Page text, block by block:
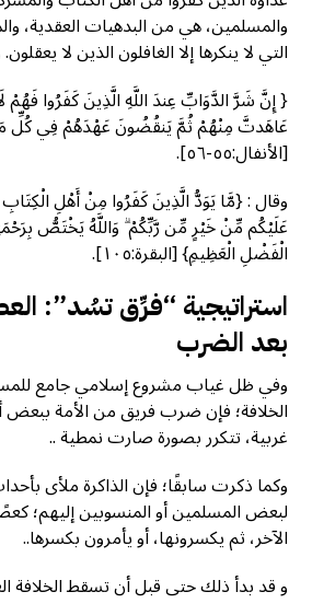
والمسلمين، هي من البدهيات العقدية،
التي لا ينكرها إلا الغافلون الذين لا
{ إِنَّ شَرَّ الدَّوَابِّ عِندَ اللَّهِ الَّذِينَ كَفَرُوا فَهُمْ
عَاهَدتَّ مِنْهُمْ ثُمَّ يَنقُضُونَ عَهْدَهُمْ فِي كُلِّ
[الأنفال:٥٥-٥٦].
وقال : {‏مَّا يَوَدُّ الَّذِينَ كَفَرُوا مِنْ أَهْلِ
عَلَيْكُم مِّنْ خَيْرٍ مِّن رَّبِّكُمْ ۗ وَاللَّهُ يَخْتَصُّ
الْفَضْلِ الْعَظِيمِ} [البقرة:١٠٥].
استراتيجية “فرِّق تسُد”:
بعد الضرب
وفي ظل غياب مشروع إسلامي جامع
الخلافة؛ فإن ضرب فريق من الأمة ببعض
غربية، تتكرر بصورة صارت نمطية ..
وكما ذكرت سابقًا؛ فإن الذاكرة ملأى
لبعض المسلمين أو المنسوبين إليهم؛
الآخر، ثم يكسرونها، أو يأمرون بكسرها..
و قد بدأ ذلك حتى قبل أن تسقط الخلافة